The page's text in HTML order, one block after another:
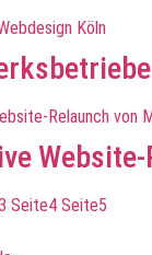
Seite4 Seite5